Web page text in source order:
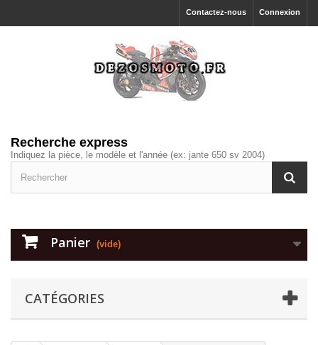
Connexion
Contactez-nous
Recherche express
Indiquez la pièce, le modèle et l'année (ex: jante 650 sv 2004)
Panier (vide)
CATÉGORIES